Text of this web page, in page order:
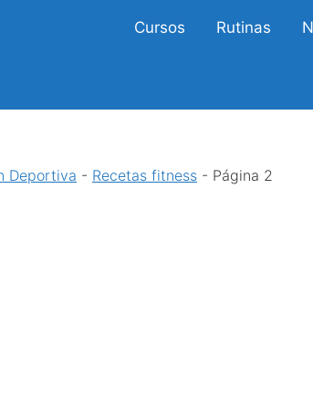
Cursos Rutinas
Deportiva - Recetas fitness - Página 2